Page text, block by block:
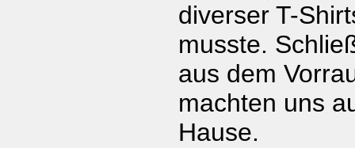
diverser T-
musste.
aus dem
machten uns
Hause.